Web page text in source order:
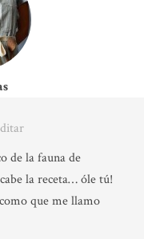
de la fauna de
la receta… óle tú!
que me llamo